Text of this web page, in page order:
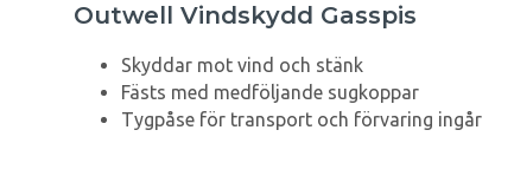
Outwell Vindskydd Gasspis
Skyddar mot vind och stänk
Fästs med medföljande sugkoppar
Tygpåse för transport och förvaring ingår